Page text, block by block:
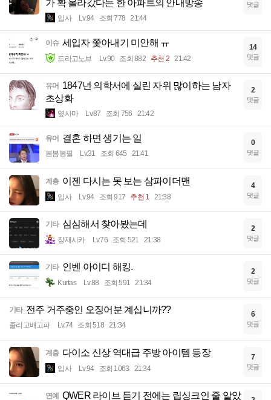
가 확 올라갔다는 한 아파트의 안내방송
입사 Lv.94 조회 778 21:44
댓글
이슈 세입자 쫓아내기 미안해 ㅠ
드라고노브 Lv.90 조회 882 추천 2 21:42
14
댓글
유머 1847년 의학서에 실린 자위 많이하는 남자
초상화
옆사마 Lv.87 조회 756 21:42
2
댓글
유머 결혼 하면 생기는 일
봄봄봉필 Lv.31 조회 645 21:41
0
댓글
계층 이젠 다시는 못 보는 삼파이더맨
입사 Lv.94 조회 917 추천 1 21:38
4
댓글
기타 심심해서 찾아봤는데
장재시카 Lv.76 조회 521 21:38
2
댓글
기타 인벤 아이디 해킹.
Kurtas Lv.88 조회 591 21:34
2
댓글
기타 전주 거주중인 오징어분 계십니까??
졸리고배고파 Lv.74 조회 518 21:34
6
댓글
계층 다이소 신상 역대급 주방 아이템 등장
입사 Lv.94 조회 1063 21:34
7
댓글
연예 QWER 라이브 듣기 전에는 립싱크인 줄 알았